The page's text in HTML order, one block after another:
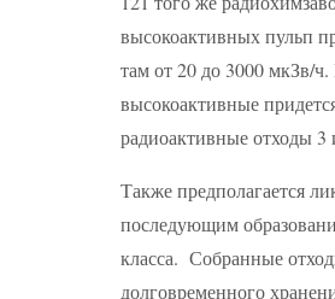
высокоактивных пульп
там от 20 до 3000 мкЗв/
высокоактивные
радиоактивные отходы 3
Также предполагается
последующим
класса. Собранные
долговременного